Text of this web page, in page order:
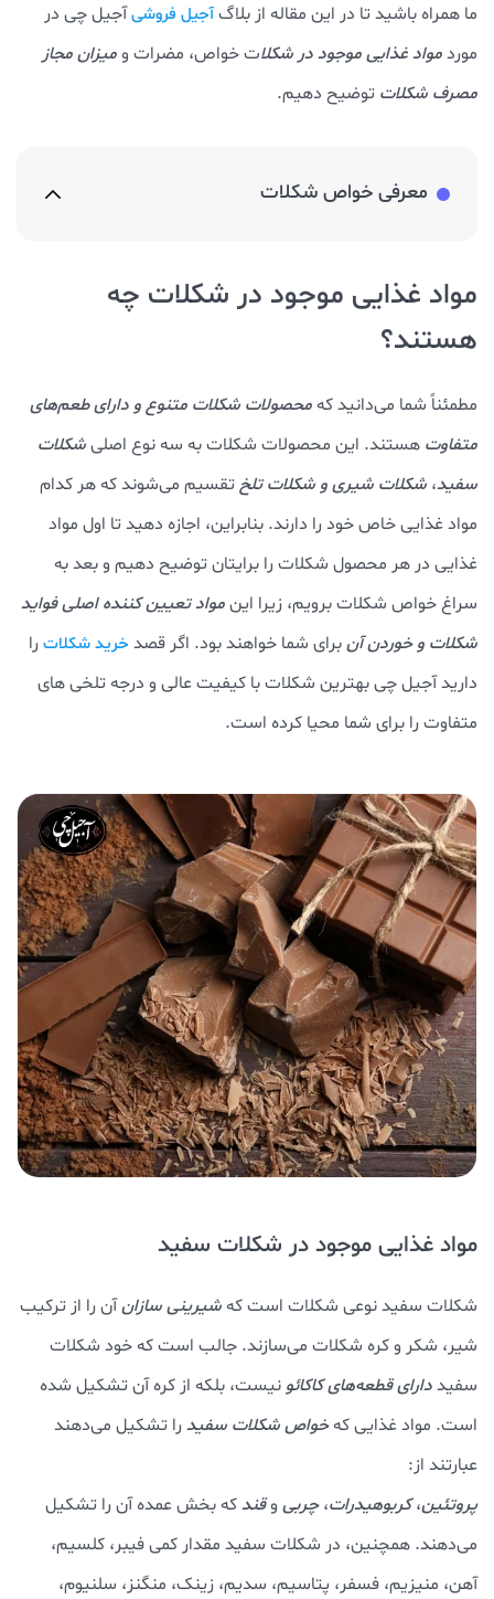
ما همراه باشید تا در این مقاله از بلاگآجیل فروشیآجیل چی در
موردمواد غذایی موجود در شکلات خواص، مضرات ومیزان مجاز
مصرف شکلات توضیح دهیم.
معرفی خواص شکلات
مواد غذایی موجود در شکلات چه
هستند؟
مطمئناً شما می‌دانید کهمحصولات شکلات متنوع و دارای طعم‌های
متفاوت هستند. این محصولات شکلات به سه نوع اصلیشکلات
سفید، شکلات شیری و شکلات تلخ تقسیم می‌شوند که هر کدام
مواد غذایی خاص خود را دارند. بنابراین، اجازه دهید تا اول مواد
غذایی در هر محصول شکلات را برایتان توضیح دهیم و بعد به
سراغ خواص شکلات برویم، زیرا اینمواد تعیین کننده اصلی فواید
شکلات و خوردن آنبرای شما خواهند بود. اگر قصد خرید شکلات را
دارید آجیل چی بهترین شکلات با کیفیت عالی و درجه تلخی های
متفاوت را برای شما محیا کرده است.
مواد غذایی موجود در شکلات سفید
شکلات سفید نوعی شکلات است کهشیرینی سازانآن را از ترکیب
شیر، شکر و کره شکلات می‌سازند. جالب است که خود شکلات
سفیددارای قطعه‌های کاکائو نیست، بلکه از کره آن تشکیل شده
است. مواد غذایی کهخواص شکلات سفید را تشکیل می‌دهند
عبارتند از:
پروتئین،کربوهیدرات،چربی وقندکه بخش عمده آن را تشکیل
می‌دهند. همچنین، در شکلات سفید مقدار کمی فیبر، کلسیم،
آهن، منیزیم، فسفر، پتاسیم، سدیم، زینک، منگنز، سلنیوم،